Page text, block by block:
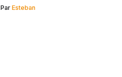
Par Esteban